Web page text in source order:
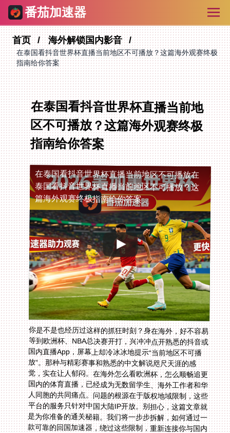
番茄加速器
首页 海外解锁国内影音
在泰国看抖音世界杯直播当前地区不可播放？这篇海外观赛终极
指南给你答案
在泰国看抖音世界杯直播当前地
区不可播放？这篇海外观赛终极
指南给你答案
在泰国看抖音世界杯直播当前地区不可播放在
泰国看抖音世界杯直播当前地区不可播放？这
篇海外观赛终极指南给你答案
你是不是也经历过这样的抓狂时刻？身在海外，好不容易
等到欧洲杯、NBA总决赛开打，兴冲冲点开熟悉的抖音或
国内直播App，屏幕上却冷冰冰地提示“当前地区不可播
放”。那种与精彩赛事和熟悉的中文解说咫尺天涯的感
觉，实在让人郁闷。在海外怎么看欧洲杯，怎么顺畅追更
国内的体育直播，已经成为无数留学生、海外工作者和华
人同胞的共同痛点。问题的根源在于版权地域限制，这些
平台的服务只针对中国大陆IP开放。别担心，这篇文章就
是为你准备的通关秘籍。我们将一步步拆解，如何通过一
款可靠的回国加速器，绕过这些限制，重新连接你与国内